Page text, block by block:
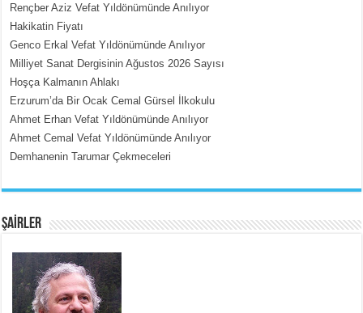
MEHMET ÇOBAN
İçerdeki Put Dışardaki Maskeler...
Rençber Aziz Vefat Yıldönümünde Anılıyor
Hakikatin Fiyatı
Genco Erkal Vefat Yıldönümünde Anılıyor
Milliyet Sanat Dergisinin Ağustos 2026 Sayısı
Hoşça Kalmanın Ahlakı
Erzurum’da Bir Ocak Cemal Gürsel İlkokulu
Ahmet Erhan Vefat Yıldönümünde Anılıyor
Ahmet Cemal Vefat Yıldönümünde Anılıyor
Demhanenin Tarumar Çekmeceleri
ŞAİRLER